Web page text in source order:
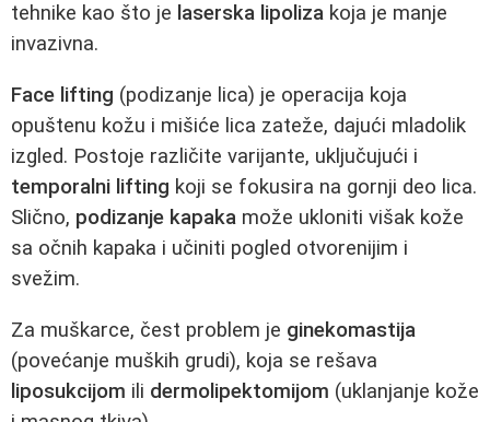
tehnike kao što je laserska lipoliza koja je manje
invazivna.
Face lifting (podizanje lica) je operacija koja
opuštenu kožu i mišiće lica zateže, dajući mladolik
izgled. Postoje različite varijante, uključujući i
temporalni lifting koji se fokusira na gornji deo lica.
Slično, podizanje kapaka može ukloniti višak kože
sa očnih kapaka i učiniti pogled otvorenijim i
svežim.
Za muškarce, čest problem je ginekomastija
(povećanje muških grudi), koja se rešava
liposukcijom ili dermolipektomijom (uklanjanje kože